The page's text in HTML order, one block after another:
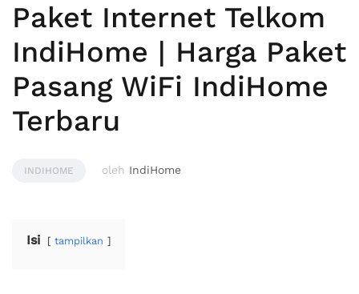
Paket Internet Telkom
IndiHome | Harga Paket
Pasang WiFi IndiHome
Terbaru
INDIHOME oleh IndiHome
Isi tampilkan